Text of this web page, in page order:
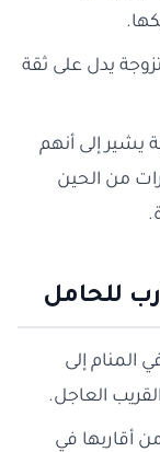
يدل على ثقة
يشير إلى أنهم
من الحين
للحامل
المنام إلى
العاجل.
أقاربها في